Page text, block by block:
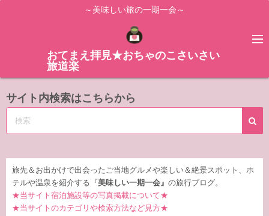
ス
ッ
～美味しい旅の一期一会～
おてまえ拝見★おちゃのこさいさい
旅道楽
サイト内検索はこちらから
旅先＆お出かけで出会ったご当地グルメや楽しい＆絶景スポット、ホ
テルや温泉を紹介する『 美味しい一期一会』 の旅行ブログ。
★当サイト宿泊施設等の写真掲載について★
★当サイトのカテゴリや検索方法など見方★